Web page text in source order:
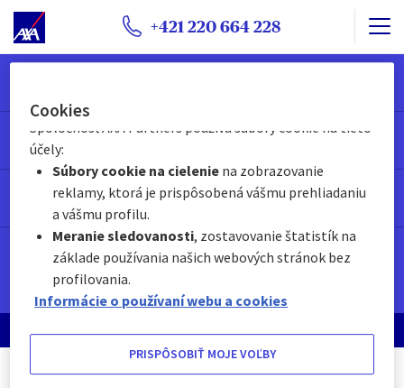
+421 220 664 228
UŽITOČNÉ INFORMÁCIE
NAŠE ĎALŠIE STREDOEURÓPSKE TRHY
Špeciálny kontakt pre maklérov
Cookies
nižšie, alebo
Kedykoľvek kliknutím na „
súborov cookie“, ktoré je k dispozícii v päte
Spoločnosť AXA Partners používa súbory cookie na tieto
účely:
Súbory cookie na cielenie na zobrazovanie
reklamy, ktorá je prispôsobená vášmu prehliadaniu
a vášmu profilu.
Meranie sledovanosti, zostavovanie štatistík na
základe používania našich webových stránok bez
profilovania.
Informácie o používaní webu a cookies
PRISPÔSOBIŤ MOJE VOĽBY